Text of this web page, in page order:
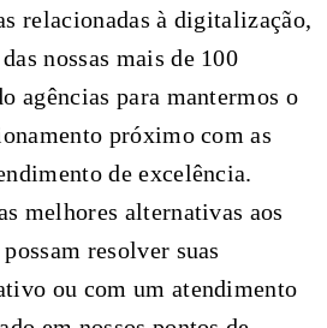
relacionadas à digitalização,
nossas mais de 100
agências para mantermos o
próximo com as
de excelência.
melhores alternativas aos
resolver suas
ou com um atendimento